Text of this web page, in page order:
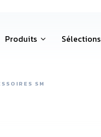
Produits Sélections
SM